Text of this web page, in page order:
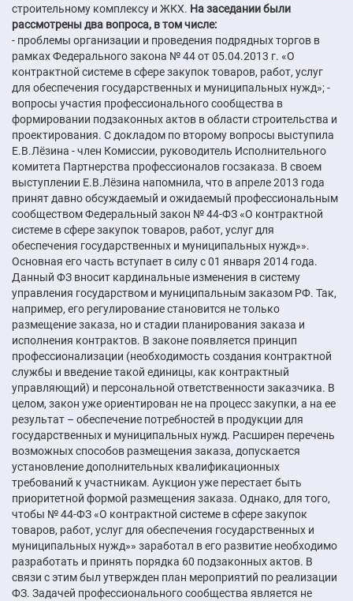
строительному комплексу и ЖКХ. На заседании были
рассмотрены два вопроса, в том числе:
- проблемы организации и проведения подрядных торгов в
рамках Федерального закона № 44 от 05.04.2013 г. «О
контрактной системе в сфере закупок товаров, работ, услуг
для обеспечения государственных и муниципальных нужд»; -
вопросы участия профессионального сообщества в
формировании подзаконных актов в области строительства и
проектирования. С докладом по второму вопросы выступила
Е.В.Лёзина - член Комиссии, руководитель Исполнительного
комитета Партнерства профессионалов госзаказа. В своем
выступлении Е.В.Лёзина напомнила, что в апреле 2013 года
принят давно обсуждаемый и ожидаемый профессиональным
сообществом Федеральный закон № 44-ФЗ «О контрактной
системе в сфере закупок товаров, работ, услуг для
обеспечения государственных и муниципальных нужд»».
Основная его часть вступает в силу с 01 января 2014 года.
Данный ФЗ вносит кардинальные изменения в систему
управления государством и муниципальным заказом РФ. Так,
например, его регулирование становится не только
размещение заказа, но и стадии планирования заказа и
исполнения контрактов. В законе появляется принцип
профессионализации (необходимость создания контрактной
службы и введение такой единицы, как контрактный
управляющий) и персональной ответственности заказчика. В
целом, закон уже ориентирован не на процесс закупки, а на ее
результат – обеспечение потребностей в продукции для
государственных и муниципальных нужд. Расширен перечень
возможных способов размещения заказа, допускается
установление дополнительных квалификационных
требований к участникам. Аукцион уже перестает быть
приоритетной формой размещения заказа. Однако, для того,
чтобы № 44-ФЗ «О контрактной системе в сфере закупок
товаров, работ, услуг для обеспечения государственных и
муниципальных нужд»» заработал в его развитие необходимо
разработать и принять порядка 60 подзаконных актов. В
связи с этим был утвержден план мероприятий по реализации
ФЗ. Задачей профессионального сообщества является не